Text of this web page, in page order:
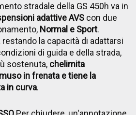
stradale della GS 450h va in
adattive AVS con due
Normal e Sport.
la capacità di adattarsi
di guida e della strada,
sostenuta, chelimita
in frenata e tiene la
in curva.